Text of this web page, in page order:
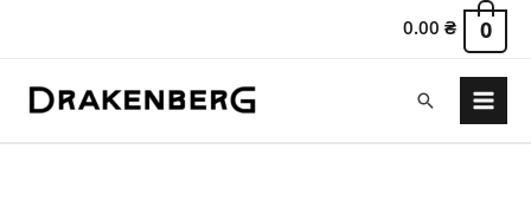
0.00₴ 0
Пошук
Main